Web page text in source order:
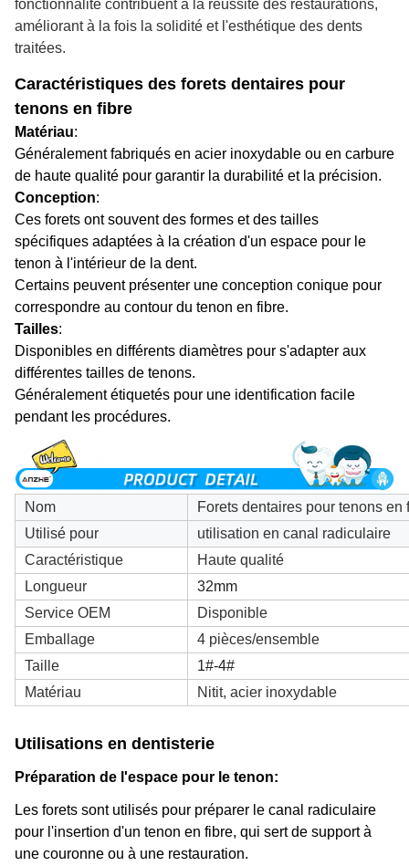
fonctionnalité contribuent à la réussite des restaurations,
améliorant à la fois la solidité et l'esthétique des dents
traitées.
Caractéristiques des forets dentaires pour
tenons en fibre
Matériau:
Généralement fabriqués en acier inoxydable ou en carbure
de haute qualité pour garantir la durabilité et la précision.
Conception:
Ces forets ont souvent des formes et des tailles
spécifiques adaptées à la création d'un espace pour le
tenon à l'intérieur de la dent.
Certains peuvent présenter une conception conique pour
correspondre au contour du tenon en fibre.
Tailles:
Disponibles en différents diamètres pour s'adapter aux
différentes tailles de tenons.
Généralement étiquetés pour une identification facile
pendant les procédures.
Nom
Forets dentaires pour tenons en
Utilisé pour
utilisation en canal radiculaire
Caractéristique
Haute qualité
Longueur
32mm
Service OEM
Disponible
Emballage
4 pièces/ensemble
Taille
1#-4#
Matériau
Nitit, acier inoxydable
Utilisations en dentisterie
Préparation de l'espace pour le tenon:
Les forets sont utilisés pour préparer le canal radiculaire
pour l'insertion d'un tenon en fibre, qui sert de support à
une couronne ou à une restauration.